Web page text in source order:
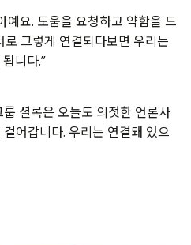
예요. 도움을 요청하고 약함을 드
로 그렇게 연결되다보면 우리는
니다.”
셜록은 오늘도 의젓한 언론사
어갑니다. 우리는 연결돼 있으